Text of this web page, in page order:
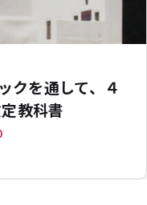
クを通して、４
教科書